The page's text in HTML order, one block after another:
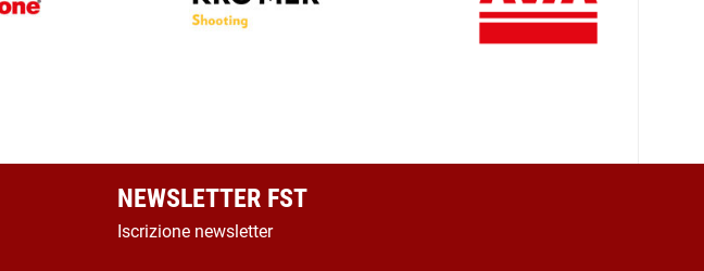
NEWSLETTER FST
Iscrizione newsletter